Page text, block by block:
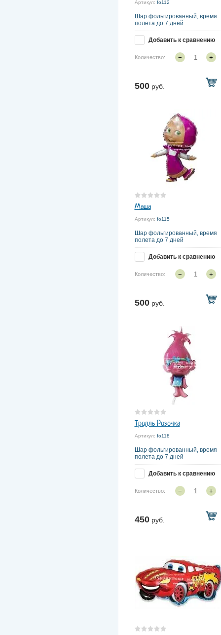
Артикул: fo112
Шар фольгированный, время
полета до 7 дней
Добавить к сравнению
Количество: − +
500руб.
Маша
Артикул: fo115
Шар фольгированный, время
полета до 7 дней
Добавить к сравнению
Количество: − +
500руб.
Тролль Розочка
Артикул: fo118
Шар фольгированный, время
полета до 7 дней
Добавить к сравнению
Количество: − +
450руб.